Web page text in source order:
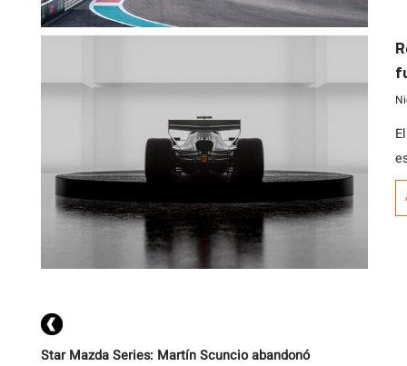
Star Mazda Series: Martín Scuncio abandonó